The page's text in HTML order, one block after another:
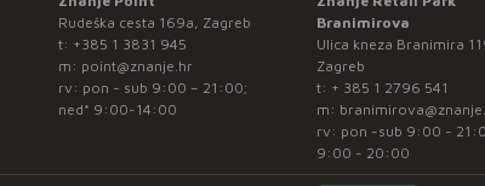
Rudeška cesta 169a, Zagreb
t: +385 1 3831 945
m: point@znanje.hr
rv: pon - sub 9:00 – 21:00;
ned* 9:00-14:00
Branimirova
Ulica kneza Branimira
Zagreb
t: + 385 1 2796 541
m:
rv: pon -sub 9:00 -
9:00 - 20:00